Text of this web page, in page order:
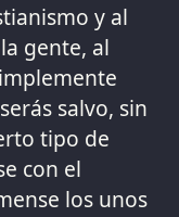
y al
gente, al
salvo, sin
tipo de
con el
los unos